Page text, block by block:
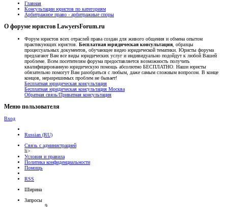
Главная
Консультации юристов по категориям
Арбитражное право - арбитражные споры
О форуме юристов LawyersForum.ru
Форум юристов всех отраслей права создан для живого общения и обмена опытом
практикующих юристов. Бесплатная юридическая консультация , образцы
процессуальных документов, обучающее видео юридической тематики. Юристы форума
предлагают Вам все виды юридических услуг и индивидуально подойдут к любой Вашей
проблеме. Всем посетителям форума предоставляется возможность получить
квалифицированную юридическую помощь абсолютно БЕСПЛАТНО. Наши юристы
обязательно помогут Вам разобраться с любым, даже самым сложным вопросом. В конце
концов, неразрешимых проблем не бывает!
Бесплатная юридическая консультация
Бесплатная юридическая консультация Москва
Обратная связь/Приватная консультация
Меню пользователя
Вход
Russian (RU)
Связь с администрацией
li>
Условия и правила
Политика конфиденциальности
Помощь
RSS
Ширина
Запросы
9